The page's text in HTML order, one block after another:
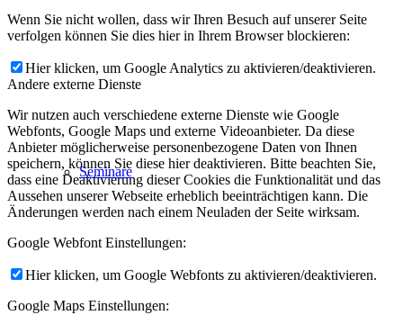
Seminare
Wenn Sie nicht wollen, dass wir Ihren Besuch auf unserer Seite
verfolgen können Sie dies hier in Ihrem Browser blockieren:
Hier klicken, um Google Analytics zu aktivieren/deaktivieren.
Andere externe Dienste
Wir nutzen auch verschiedene externe Dienste wie Google
Webfonts, Google Maps und externe Videoanbieter. Da diese
Anbieter möglicherweise personenbezogene Daten von Ihnen
speichern, können Sie diese hier deaktivieren. Bitte beachten Sie,
dass eine Deaktivierung dieser Cookies die Funktionalität und das
Aussehen unserer Webseite erheblich beeinträchtigen kann. Die
Änderungen werden nach einem Neuladen der Seite wirksam.
Google Webfont Einstellungen:
Hier klicken, um Google Webfonts zu aktivieren/deaktivieren.
Google Maps Einstellungen: